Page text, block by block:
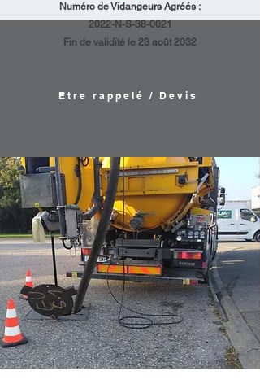
Numéro de Vidangeurs Agréés :
2022-N-S-38-0021
Fin de validité le 23 août 2032
Etre rappelé / Devis